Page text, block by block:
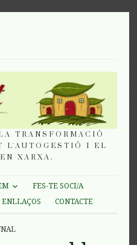
TRANSFORMACIÓ
L'AUTOGESTIÓ I EL
XARXA.
FES-TE SOCI/A
ENLLAÇOS CONTACTE